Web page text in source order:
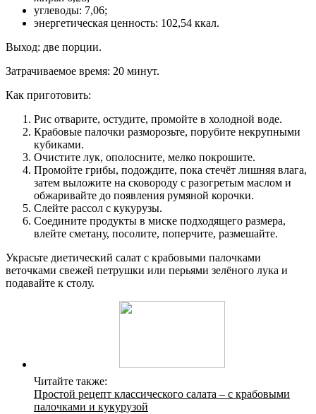
углеводы: 7,06;
энергетическая ценность: 102,54 ккал.
Выход: две порции.
Затрачиваемое время: 20 минут.
Как приготовить:
Рис отварите, остудите, промойте в холодной воде.
Крабовые палочки разморозьте, порубите некрупными
кубиками.
Очистите лук, ополосните, мелко покрошите.
Промойте грибы, подождите, пока стечёт лишняя влага,
затем выложите на сковороду с разогретым маслом и
обжаривайте до появления румяной корочки.
Слейте рассол с кукурузы.
Соедините продукты в миске подходящего размера,
влейте сметану, посолите, поперчите, размешайте.
Украсьте диетический салат с крабовыми палочками
веточками свежей петрушки или перьями зелёного лука и
подавайте к столу.
Читайте также:
Простой рецепт классического салата – с крабовыми
палочками и кукурузой